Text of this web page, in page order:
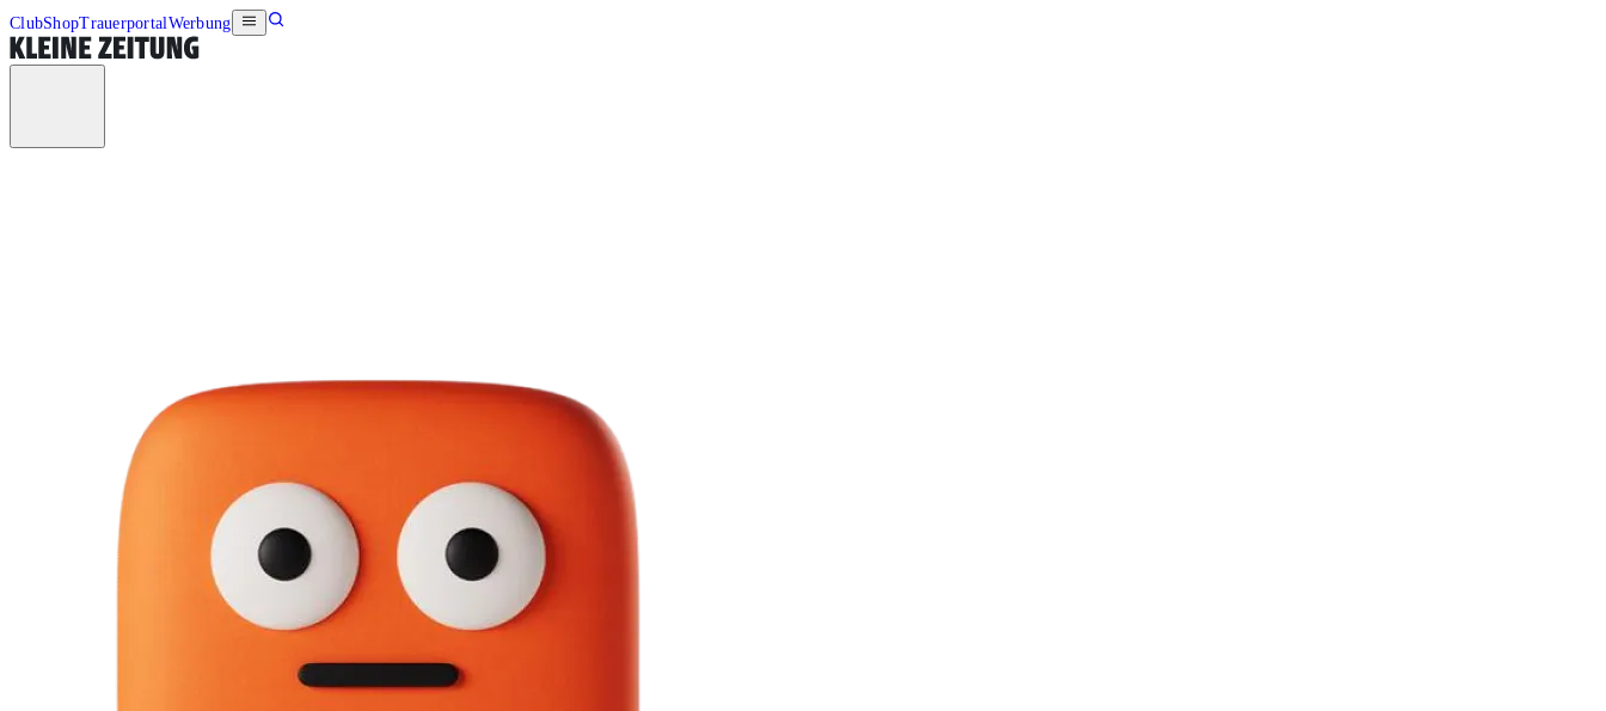
ClubShopTrauerportalWerbung